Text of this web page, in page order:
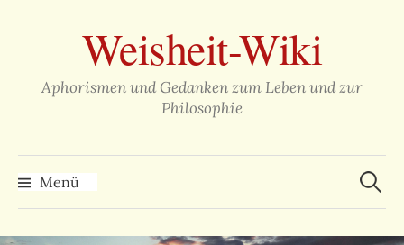
überspringenWeisheit-Wiki
Aphorismen und Gedanken zum Leben und zur
Philosophie
Menü
Suchen
nach: